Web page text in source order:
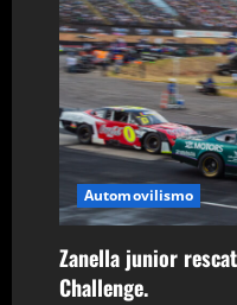
Automovilismo
Zanella junior
Challenge.